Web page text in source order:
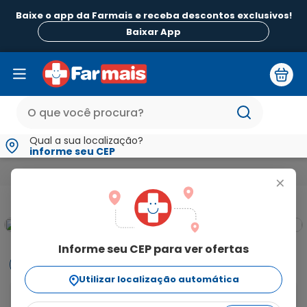
Baixe o app da Farmais e receba descontos exclusivos!
Baixar App
Qual a sua localização?
informe seu CEP
+
Informe seu CEP para ver ofertas
Utilizar localização automática
Refil Sabonete
Informações
O Baby Sabonete Líquido de Glicerina JOHNSON's da